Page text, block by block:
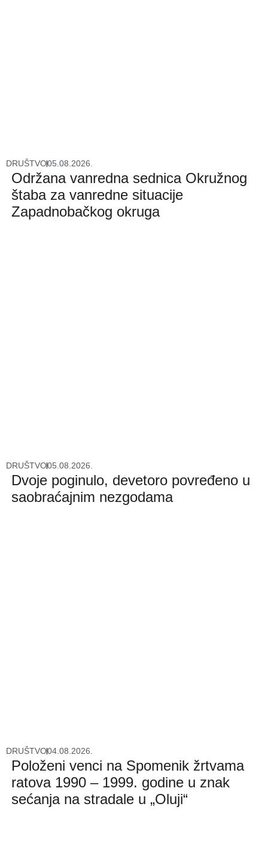
DRUŠTVO05.08.2026.
Održana vanredna sednica Okružnog
štaba za vanredne situacije
Zapadnobačkog okruga
DRUŠTVO05.08.2026.
Dvoje poginulo, devetoro povređeno u
saobraćajnim nezgodama
DRUŠTVO04.08.2026.
Položeni venci na Spomenik žrtvama
ratova 1990 – 1999. godine u znak
sećanja na stradale u „Oluji“